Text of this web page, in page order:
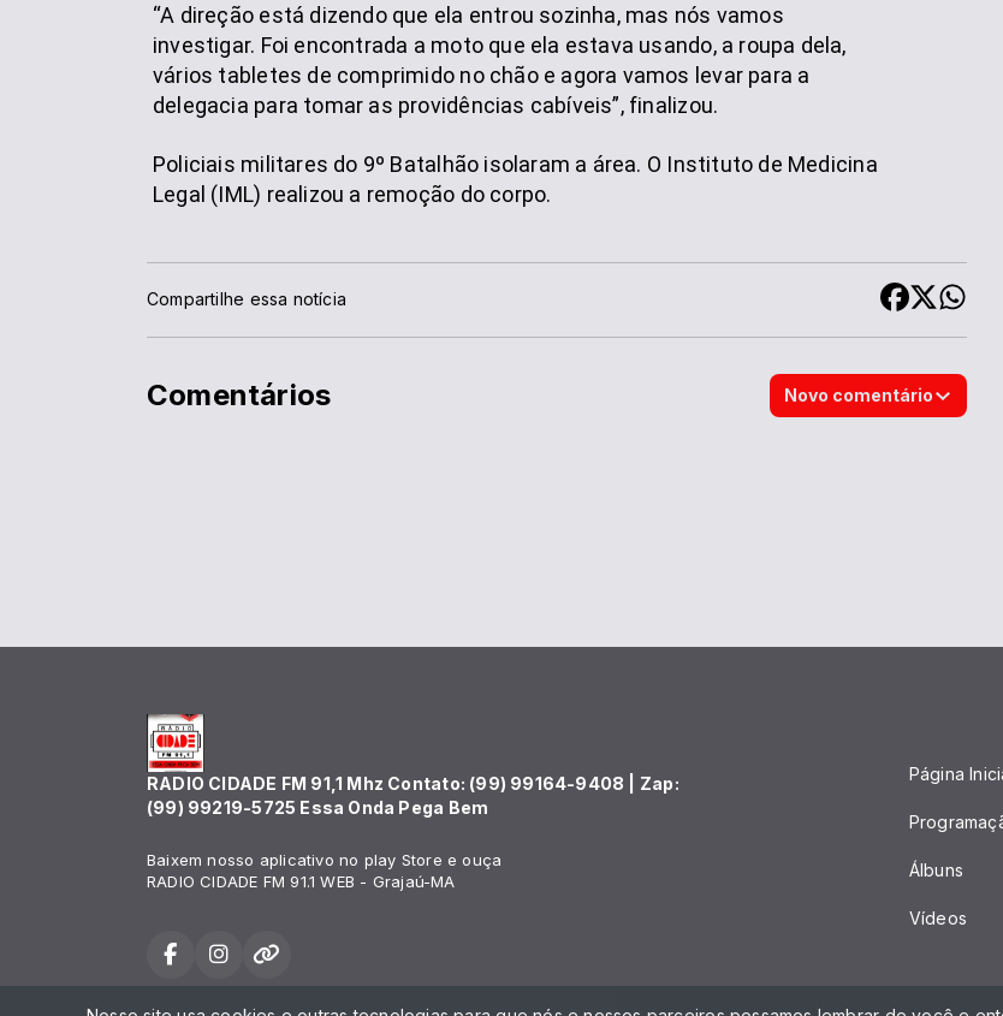
“A direção está dizendo que ela entrou sozinha, mas nós vamos
investigar. Foi encontrada a moto que ela estava usando, a roupa dela,
vários tabletes de comprimido no chão e agora vamos levar para a
delegacia para tomar as providências cabíveis”, finalizou.
Policiais militares do 9º Batalhão isolaram a área. O Instituto de Medicina
Legal (IML) realizou a remoção do corpo.
Compartilhe essa notícia
Comentários Novo comentário
RADIO CIDADE FM 91,1 Mhz Contato: (99) 99164-9408 | Zap:
(99) 99219-5725 Essa Onda Pega Bem
Baixem nosso aplicativo no play Store e ouça
RADIO CIDADE FM 91.1 WEB - Grajaú-MA
Página
Álbuns
Vídeos